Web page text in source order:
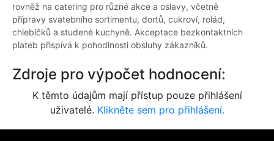
rovněž na catering pro různé akce a oslavy, včetně
přípravy svatebního sortimentu, dortů, cukroví, rolád,
chlebíčků a studené kuchyně. Akceptace bezkontaktních
plateb přispívá k pohodlnosti obsluhy zákazníků.
Zdroje pro výpočet hodnocení:
K těmto údajům mají přístup pouze přihlášení
uživatelé. Klikněte sem pro přihlášení.